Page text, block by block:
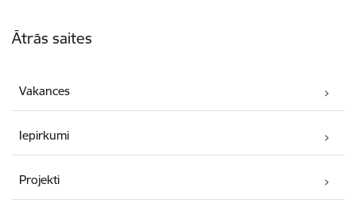
Ātrās saites
Vakances
Iepirkumi
Projekti